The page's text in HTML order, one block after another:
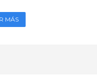
MÁS